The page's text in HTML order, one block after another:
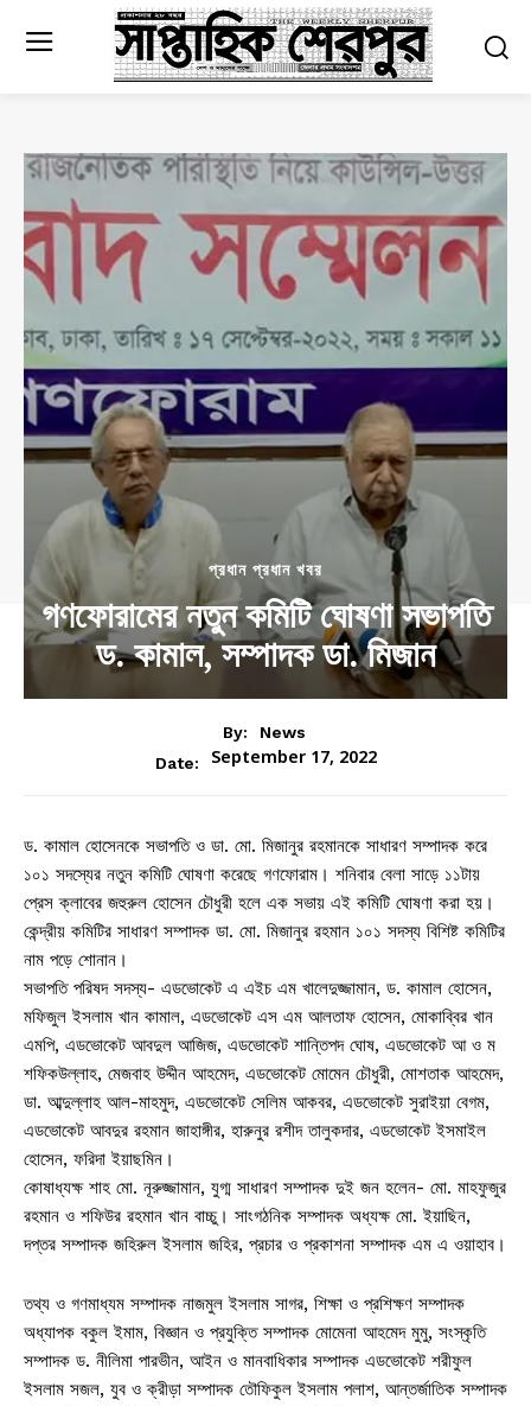
প্রধান প্রধান খবর
গণফোরামের নতুন কমিটি ঘোষণা সভাপতি
ড. কামাল, সম্পাদক ডা. মিজান
By:
News
Date:
September 17, 2022
ড. কামাল হোসেনকে সভাপতি ও ডা. মো. মিজানুর রহমানকে সাধারণ সম্পাদক করে
১০১ সদস্যের নতুন কমিটি ঘোষণা করেছে গণফোরাম। শনিবার বেলা সাড়ে ১১টায়
প্রেস ক্লাবের জহুরুল হোসেন চৌধুরী হলে এক সভায় এই কমিটি ঘোষণা করা হয়।
কেন্দ্রীয় কমিটির সাধারণ সম্পাদক ডা. মো. মিজানুর রহমান ১০১ সদস্য বিশিষ্ট কমিটির
নাম পড়ে শোনান।
সভাপতি পরিষদ সদস্য- এডভোকেট এ এইচ এম খালেদুজ্জামান, ড. কামাল হোসেন,
মফিজুল ইসলাম খান কামাল, এডভোকেট এস এম আলতাফ হোসেন, মোকাব্বির খান
এমপি, এডভোকেট আবদুল আজিজ, এডভোকেট শান্তিপদ ঘোষ, এডভোকেট আ ও ম
শফিকউল্লাহ, মেজবাহ উদ্দীন আহমেদ, এডভোকেট মোমেন চৌধুরী, মোশতাক আহমেদ,
ডা. আব্দুল্লাহ আল-মাহমুদ, এডভোকেট সেলিম আকবর, এডভোকেট সুরাইয়া বেগম,
এডভোকেট আবদুর রহমান জাহাঙ্গীর, হারুনুর রশীদ তালুকদার, এডভোকেট ইসমাইল
হোসেন, ফরিদা ইয়াছমিন।
কোষাধ্যক্ষ শাহ মো. নূরুজ্জামান, যুগ্ম সাধারণ সম্পাদক দুই জন হলেন- মো. মাহফুজুর
রহমান ও শফিউর রহমান খান বাচ্চু। সাংগঠনিক সম্পাদক অধ্যক্ষ মো. ইয়াছিন,
দপ্তর সম্পাদক জহিরুল ইসলাম জহির, প্রচার ও প্রকাশনা সম্পাদক এম এ ওয়াহাব।
তথ্য ও গণমাধ্যম সম্পাদক নাজমুল ইসলাম সাগর, শিক্ষা ও প্রশিক্ষণ সম্পাদক
অধ্যাপক বকুল ইমাম, বিজ্ঞান ও প্রযুক্তি সম্পাদক মোমেনা আহমেদ মুমু, সংস্কৃতি
সম্পাদক ড. নীলিমা পারভীন, আইন ও মানবাধিকার সম্পাদক এডভোকেট শরীফুল
ইসলাম সজল, যুব ও ক্রীড়া সম্পাদক তৌফিকুল ইসলাম পলাশ, আন্তর্জাতিক সম্পাদক